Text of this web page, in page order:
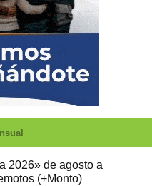
2026» de agosto a
(+Monto)